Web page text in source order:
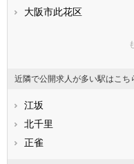
兵庫県
福岡県
佐
熊本県
鹿児島県
大阪市此花区
大阪市東成区
大阪市旭区
大阪市阿倍野区
大阪市東住吉区
近隣で公開求人が多い駅はこち
江坂
北千里
正雀